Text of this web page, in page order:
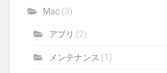
Mac (3)
アプリ (2)
メンテナンス (1)